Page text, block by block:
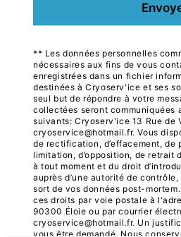
** Les données personnelles
nécessaires aux fins de vous
enregistrées dans un fichier
destinées à Cryoserv'ice et ses
seul but de répondre à votre
collectées seront communiquées
suivants: Cryoserv'ice 13 Rue de
cryoservice@hotmail.fr. Vous
de rectification, d’effacement, de
limitation, d’opposition, de retrait
à tout moment et du droit
auprès d’une autorité de contrôle,
sort de vos données post-
ces droits par voie postale à
90300 Éloie ou par courrier
cryoservice@hotmail.fr. Un
vous être demandé. Nous